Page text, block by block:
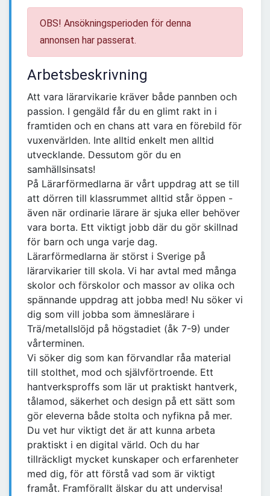
OBS! Ansökningsperioden för denna
annonsen har passerat.
Arbetsbeskrivning
Att vara lärarvikarie kräver både pannben och
passion. I gengäld får du en glimt rakt in i
framtiden och en chans att vara en förebild för
vuxenvärlden. Inte alltid enkelt men alltid
utvecklande. Dessutom gör du en
samhällsinsats!
På Lärarförmedlarna är vårt uppdrag att se till
att dörren till klassrummet alltid står öppen -
även när ordinarie lärare är sjuka eller behöver
vara borta. Ett viktigt jobb där du gör skillnad
för barn och unga varje dag.
Lärarförmedlarna är störst i Sverige på
lärarvikarier till skola. Vi har avtal med många
skolor och förskolor och massor av olika och
spännande uppdrag att jobba med! Nu söker vi
dig som vill jobba som ämneslärare i
Trä/metallslöjd på högstadiet (åk 7-9) under
vårterminen.
Vi söker dig som kan förvandlar råa material
till stolthet, mod och självförtroende. Ett
hantverksproffs som lär ut praktiskt hantverk,
tålamod, säkerhet och design på ett sätt som
gör eleverna både stolta och nyfikna på mer.
Du vet hur viktigt det är att kunna arbeta
praktiskt i en digital värld. Och du har
tillräckligt mycket kunskaper och erfarenheter
med dig, för att förstå vad som är viktigt
framåt. Framförallt älskar du att undervisa!